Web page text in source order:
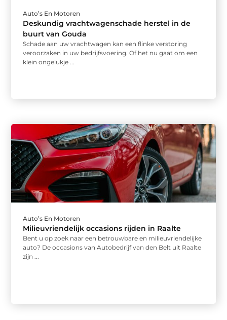
Auto’s En Motoren
Deskundig vrachtwagenschade herstel in de
buurt van Gouda
Schade aan uw vrachtwagen kan een flinke verstoring
veroorzaken in uw bedrijfsvoering. Of het nu gaat om een
klein ongelukje ...
Auto’s En Motoren
Milieuvriendelijk occasions rijden in Raalte
Bent u op zoek naar een betrouwbare en milieuvriendelijke
auto? De occasions van Autobedrijf van den Belt uit Raalte
zijn ...